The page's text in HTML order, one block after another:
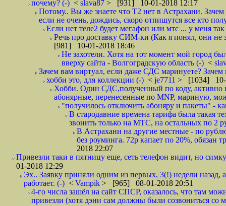
почему? (-) < slava87 > [931] 10-01-2018 12:17
Потому.. Вы же знаете что Т2 нет в Астрахани.
если не очень, дождись, скоро отпишутся все кто
Если нет теле2 будет мегафон или мтс ... у меня
Речь про доставку СИМ-ки (Как я понял, они не
[981] 10-01-2018 18:46
Не захотели. Хотя на тот момент мой город
вверху сайта - Волгоградскую область (-) <
Зачем вам виртуал, если даже СДС маринуете?
хобби это, для коллекции (-) < je7711 > [1034] 10-
Хобби. Один СДС,полученный по коду, активно
абонярные, перенесенные по MNP, мариную,
"получилось отключить абоняру и пакеты" -
В стародавние времена тарифа была такая
звонить только на МТС, на остальных по 2
В Астрахани на другие местные - по
без роуминга. 72р капает по 20%, обязан
2018 22:07
Привезли таки в пятницу еще, сеть телефон видит, но
01-2018 12:29
Эх.. Заявку приняли одним из первых, 3(!) недели назад,
работает. (-) < Vampik > [965] 08-01-2018 20:51
4-го числа зашёл на сайт СПСР, оказалось, что там
привезли (хотя дэни сам должны были созвониться со